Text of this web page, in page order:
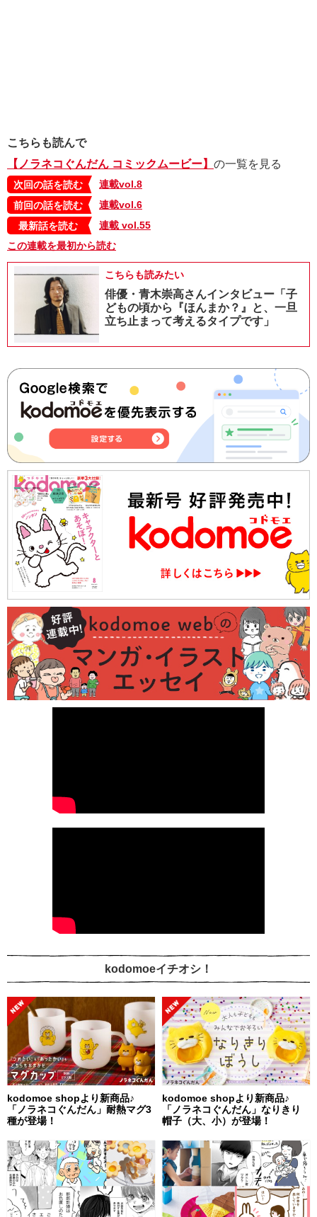
こちらも読んで
【ノラネコぐんだん コミックムービー】 の一覧を見る
次回の話を読む
連載vol.8
前回の話を読む
連載vol.6
最新話を読む
連載 vol.55
この連載を最初から読む
こちらも読みたい
俳優・青木崇高さんインタビュー「子
どもの頃から『ほんまか？』と、一旦
立ち止まって考えるタイプです」
kodomoeイチオシ！
kodomoe shopより新商品♪
「ノラネコぐんだん」耐熱マグ3
種が登場！
kodomoe shopより新商品♪
「ノラネコぐんだん」なりきり
帽子（大、小）が登場！